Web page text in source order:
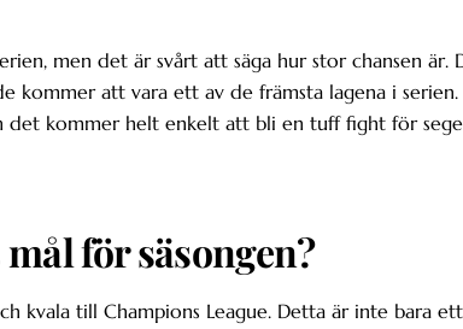
men det är svårt att säga hur stor chansen är.
kommer att vara ett av de främsta lagena i serien.
det kommer helt enkelt att bli en tuff fight för
för säsongen?
kvala till Champions League. Detta är inte bara ett